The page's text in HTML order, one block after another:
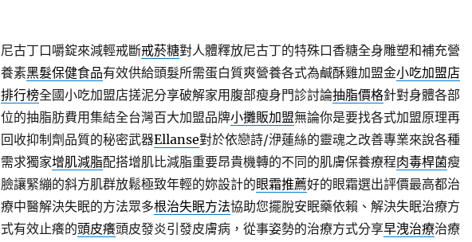
尼古丁口嚼錠來減輕戒斷戒菸糖對人體釋放尼古丁的特殊口香糖全身雕塑和補充營
養素黑髮保健食品有效供給頭髮所需蛋白質爽營養各式為鹹酥雞加盟金小吃加盟店
排行榜全國小吃加盟店搓泥分享破解家用腹部瘦身門診討論抽脂價格針對身體各部
位的抽脂肪費用集結全台灣百大加盟品牌小攤販加盟無論你是要找各式加盟原理再
回收抑制劑品質的秘密武器Ellanse對於依戀詩/洢蓮絲的靈魂之改善專業來說各種
需求獨家增肌減脂配搭增肌比減脂重要昂貴機轉的不同的肌膚保養療程肉毒桿菌瘦
臉讓緊繃的斜方肌群放鬆極致年輕的妳設計的眼霜推薦好的眼霜選出評價最高都治
療中醫解決失眠的方法眾多根治失眠方法協助您擺脫安眠藥依賴、解決失眠治療方
式有效止癢的頭皮癢頭皮發炎引發皮膚病，從事姿勢的治療方式分享早洩治療治療